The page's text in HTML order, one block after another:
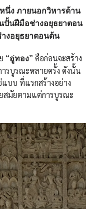
นึ่ง ภายนอกวิหารด้าน
ปั้นฝีมือช่างอยุธยาตอน
งอยุธยาตอนต้น
“อู่ทอง” คือก่อนจะสร้าง
ารบูรณะหลายครั้ง ดังนั้น
บบ ที่แรกสร้างอย่าง
มัยตามแต่การบูรณะ